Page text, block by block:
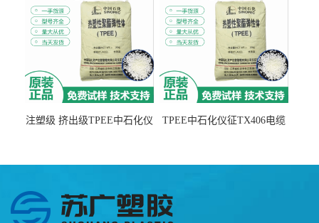
注塑级 挤出级TPEE中石化仪
TPEE中石化仪征TX406电缆